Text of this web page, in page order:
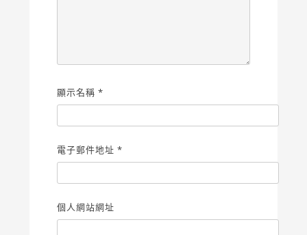
顯示名稱 *
電子郵件地址 *
個人網站網址